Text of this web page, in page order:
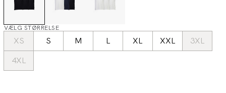
VÆLG STØRRELSE
XS S M L XL XXL
3XL
4XL